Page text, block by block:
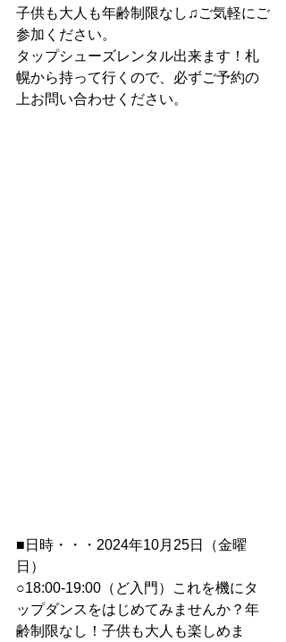
子供も大人も年齢制限なし♫ご気軽にご
参加ください。
タップシューズレンタル出来ます！札
幌から持って行くので、必ずご予約の
上お問い合わせください。
■日時・・・2024年10月25日（金曜
日）
○18:00-19:00（ど入門）これを機にタ
ップダンスをはじめてみませんか？年
齢制限なし！子供も大人も楽しめま